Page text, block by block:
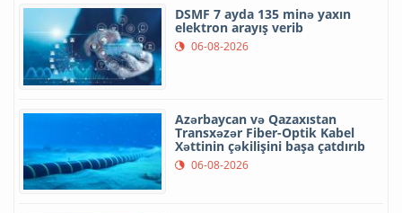
DSMF 7 ayda 135 minə yaxın
elektron arayış verib
06-08-2026
Azərbaycan və Qazaxıstan
Transxəzər Fiber-Optik Kabel
Xəttinin çəkilişini başa çatdırıb
06-08-2026